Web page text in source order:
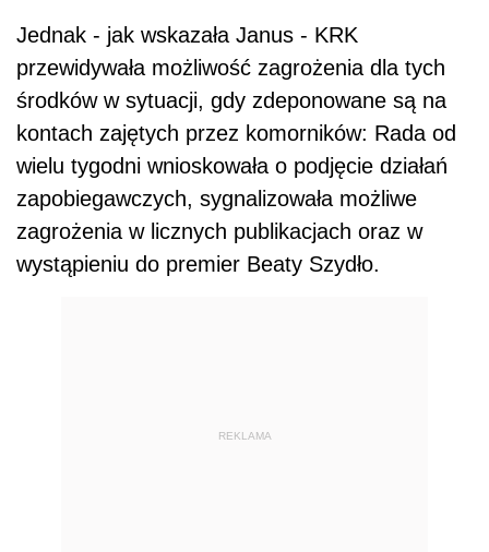
Jednak - jak wskazała Janus - KRK
przewidywała możliwość zagrożenia dla tych
środków w sytuacji, gdy zdeponowane są na
kontach zajętych przez komorników: Rada od
wielu tygodni wnioskowała o podjęcie działań
zapobiegawczych, sygnalizowała możliwe
zagrożenia w licznych publikacjach oraz w
wystąpieniu do premier Beaty Szydło.
REKLAMA